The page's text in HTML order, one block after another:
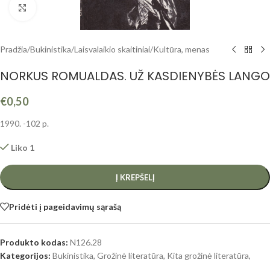
Spustelėkite, kad padidintumėte
Pradžia/Bukinistika/Laisvalaikio skaitiniai/Kultūra, menas
NORKUS ROMUALDAS. UŽ KASDIENYBĖS LANGO
€0,50
1990. -102 p.
Liko 1
Į KREPŠELĮ
Pridėti į pageidavimų sąrašą
Produkto kodas: N126.28
Kategorijos: Bukinistika, Grožinė literatūra, Kita grožinė literatūra,